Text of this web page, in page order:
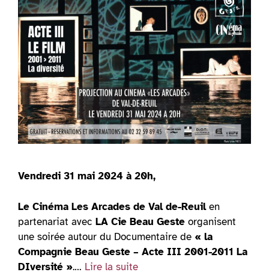
Vendredi 31 mai 2024 à 20h,
Le Cinéma Les Arcades de Val de-Reuilen
partenariat avec LA Cie Beau Geste organisent
une soirée autour du Documentaire de « la
Compagnie Beau Geste – Acte III 2001-2011 La
DIversité ».… Lire la suite